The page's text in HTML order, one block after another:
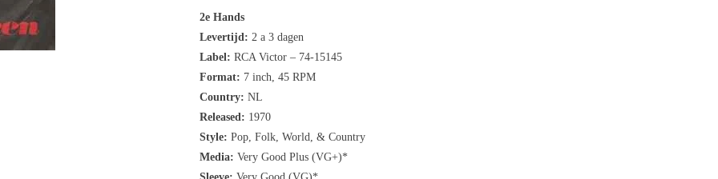
2e Hands
Levertijd: 2 a 3 dagen
Label: RCA Victor ‎– 74-15145
Format: 7 inch, 45 RPM
Country: NL
Released: 1970
Style: Pop, Folk, World, & Country
Media: Very Good Plus (VG+)*